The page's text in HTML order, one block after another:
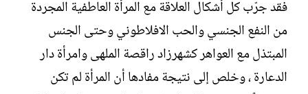
فقد جرّب كل أشكال العلاقة مع المرأة العاطفية المجردة
من النفع الجنسي والحب الافلاطوني وحتى الجنس
المبتذل مع العواهر كشهرزاد راقصة الملهى وامرأة دار
الدعارة ، وخلص إلى نتيجة مفادها أن المرأة لم تكن